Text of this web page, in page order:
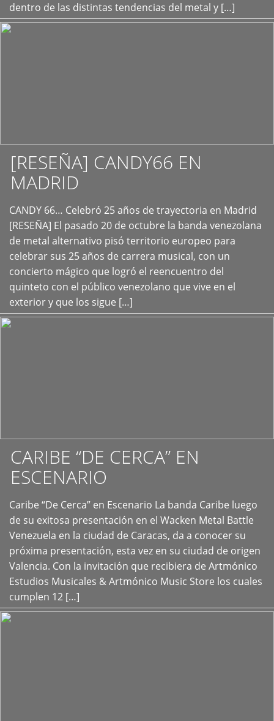
dentro de las distintas tendencias del metal y […]
[RESEÑA] CANDY66 EN
MADRID
CANDY 66… Celebró 25 años de trayectoria en Madrid
[RESEÑA] El pasado 20 de octubre la banda venezolana
de metal alternativo pisó territorio europeo para
celebrar sus 25 años de carrera musical, con un
concierto mágico que logró el reencuentro del
quinteto con el público venezolano que vive en el
exterior y que los sigue […]
+
CARIBE “DE CERCA” EN
ESCENARIO
Caribe “De Cerca” en Escenario La banda Caribe luego
de su exitosa presentación en el Wacken Metal Battle
Venezuela en la ciudad de Caracas, da a conocer su
próxima presentación, esta vez en su ciudad de origen
Valencia. Con la invitación que recibiera de Artmónico
Estudios Musicales & Artmónico Music Store los cuales
cumplen 12 […]
+